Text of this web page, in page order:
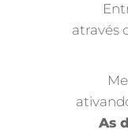
através
As